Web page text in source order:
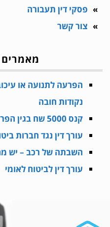
פסקי דין תעבורה
צור קשר
מאמרים
נקודות חובה
קנס 5000 שח בגין הפרת צו בריאות העם
עורך דין נגד חברות
השבתה של רכב – יש
עורך דין לביטוח לאומי